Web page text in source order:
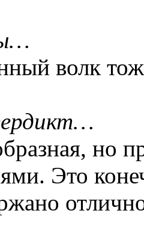
волк
но
Это